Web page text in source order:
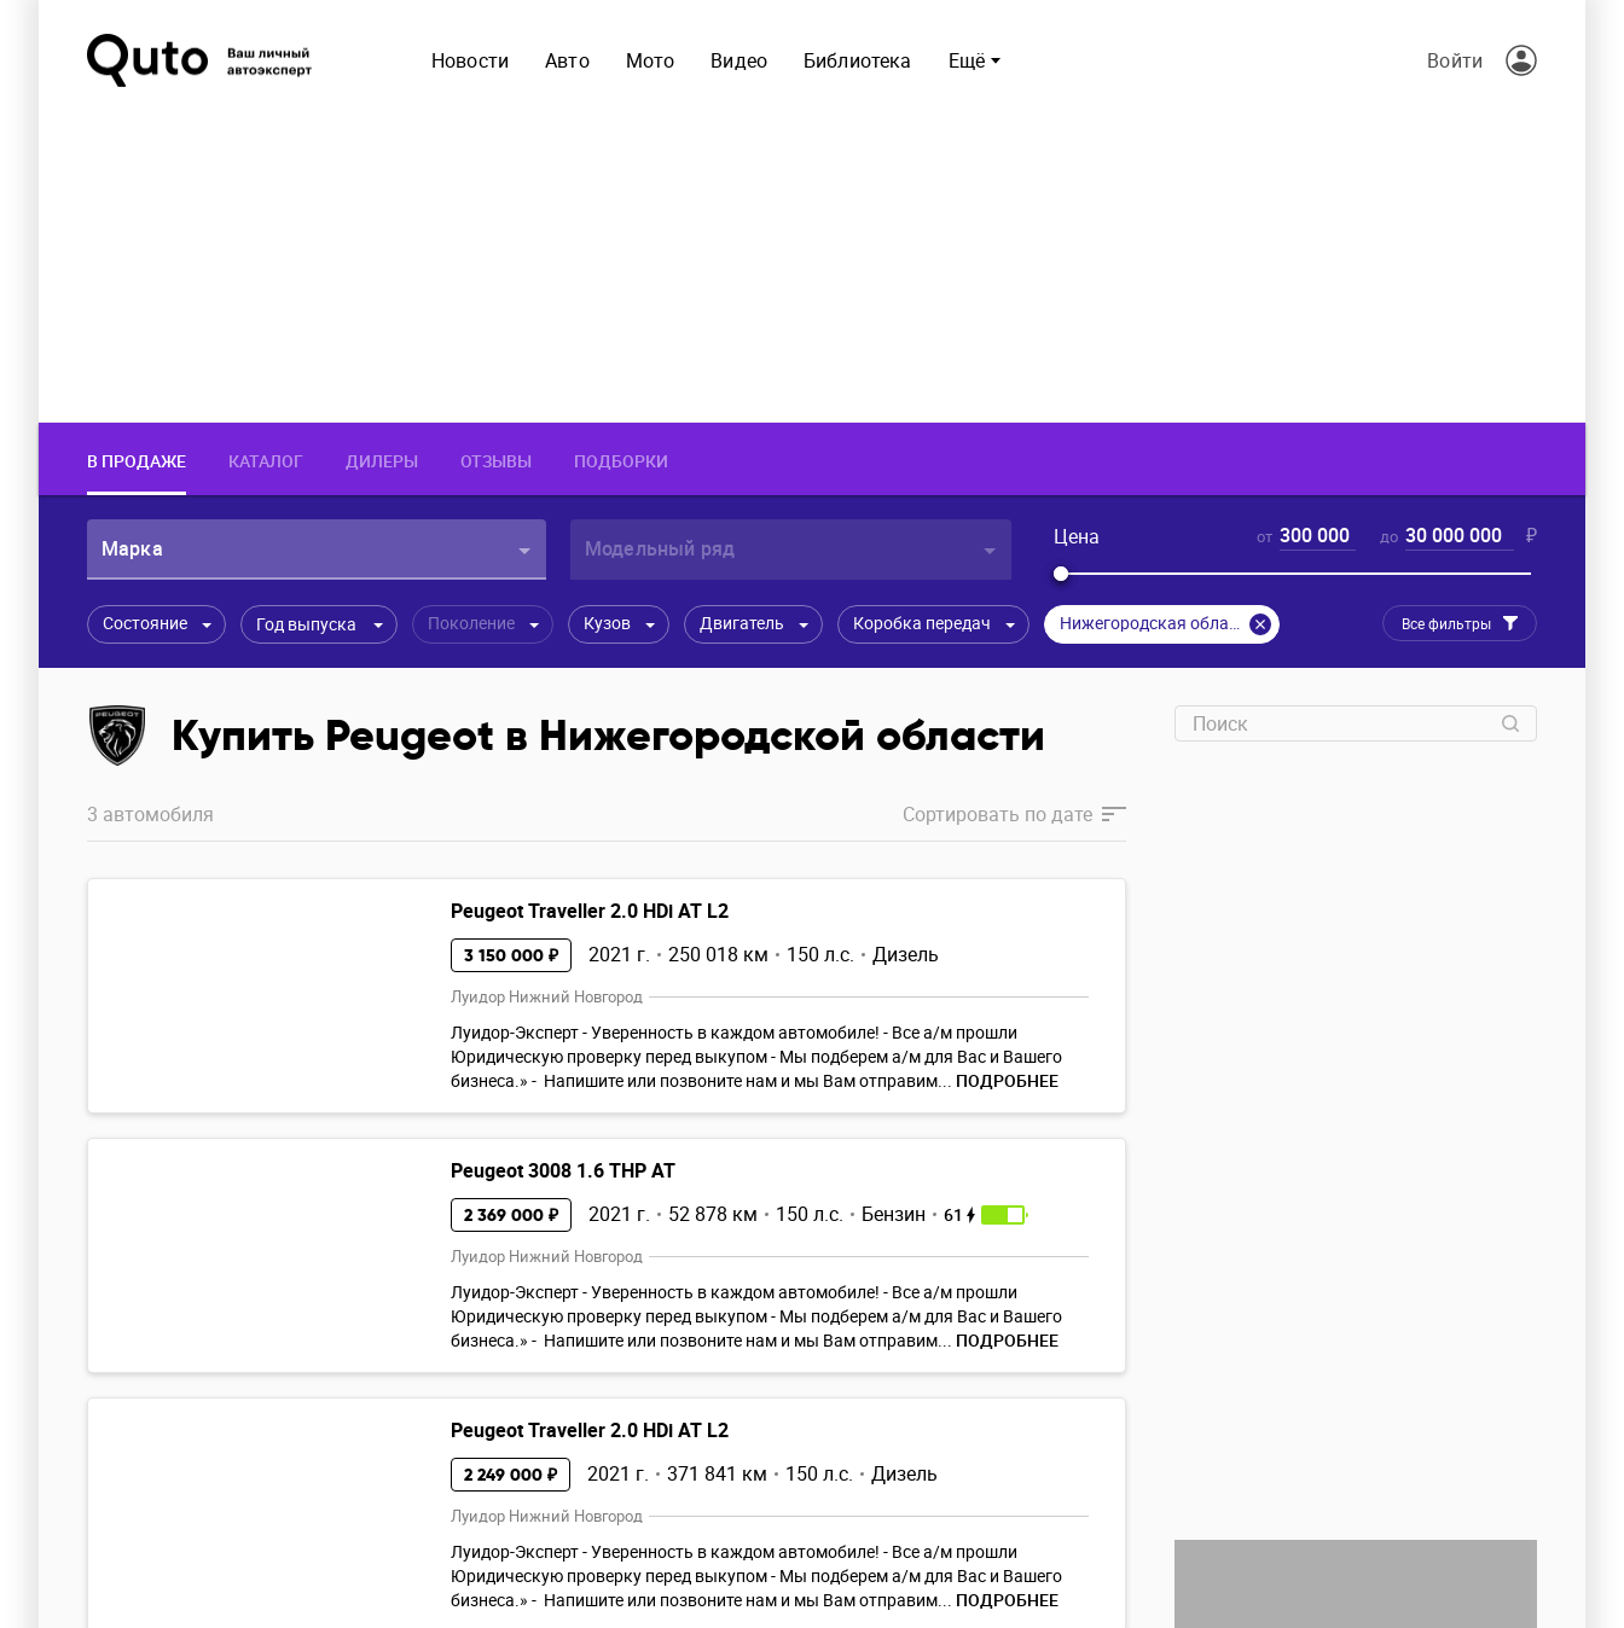
Ещё
Новости Авто Мото Видео Библиотека Войти
В ПРОДАЖЕ КАТАЛОГ ДИЛЕРЫ ОТЗЫВЫ ПОДБОРКИ
Марка Модельный ряд Цена от 300 000 до 30 000 000 ₽
Состояние Год выпуска Поколение Кузов Двигатель Коробка передач Нижегородская область Все фильтры
Купить Peugeot в Нижегородской области
3 автомобиля Сортировать подате
Peugeot Traveller 2.0 HDi AT L2
3 150 000 ₽ 2021 г. 250 018 км 150 л.с. Дизель
Луидор Нижний Новгород
Луидор-Эксперт - Уверенность в каждом автомобиле! - Все а/м прошли
Юридическую проверку перед выкупом - Мы подберем а/м для Вас и Вашего
бизнеса.» - ️ Напишите или позвоните нам и мы Вам отправим... ПОДРОБНЕЕ
Peugeot 3008 1.6 THP AT
2 369 000 ₽ 2021 г. 52 878 км 150 л.с. Бензин 61
Луидор Нижний Новгород
Луидор-Эксперт - Уверенность в каждом автомобиле! - Все а/м прошли
Юридическую проверку перед выкупом - Мы подберем а/м для Вас и Вашего
бизнеса.» - ️ Напишите или позвоните нам и мы Вам отправим... ПОДРОБНЕЕ
Peugeot Traveller 2.0 HDi AT L2
2 249 000 ₽ 2021 г. 371 841 км 150 л.с. Дизель
Луидор Нижний Новгород
Луидор-Эксперт - Уверенность в каждом автомобиле! - Все а/м прошли
Юридическую проверку перед выкупом - Мы подберем а/м для Вас и Вашего
бизнеса.» - ️ Напишите или позвоните нам и мы Вам отправим... ПОДРОБНЕЕ